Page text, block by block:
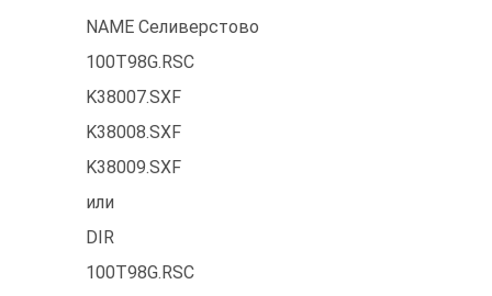
NAME Селиверстово
100T98G.RSC
K38007.SXF
K38008.SXF
K38009.SXF
или
DIR
100T98G.RSC